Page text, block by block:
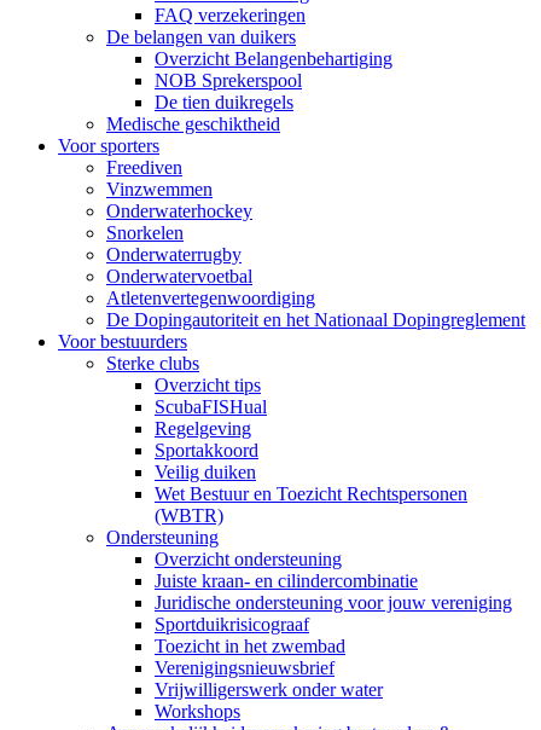
FAQ verzekeringen
De belangen van duikers
Overzicht Belangenbehartiging
NOB Sprekerspool
De tien duikregels
Medische geschiktheid
Voor sporters
Freediven
Vinzwemmen
Onderwaterhockey
Snorkelen
Onderwaterrugby
Onderwatervoetbal
Atletenvertegenwoordiging
De Dopingautoriteit en het Nationaal Dopingreglement
Voor bestuurders
Sterke clubs
Overzicht tips
ScubaFISHual
Regelgeving
Sportakkoord
Veilig duiken
Wet Bestuur en Toezicht Rechtspersonen
(WBTR)
Ondersteuning
Overzicht ondersteuning
Juiste kraan- en cilindercombinatie
Juridische ondersteuning voor jouw vereniging
Sportduikrisicograaf
Toezicht in het zwembad
Verenigingsnieuwsbrief
Vrijwilligerswerk onder water
Workshops